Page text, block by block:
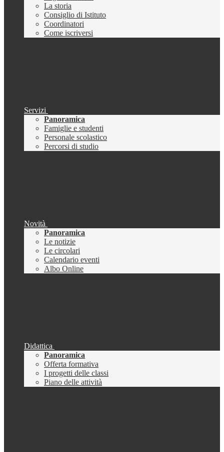
La storia
Consiglio di Istituto
Coordinatori
Come iscriversi
Servizi
Panoramica
Famiglie e studenti
Personale scolastico
Percorsi di studio
Novità
Panoramica
Le notizie
Le circolari
Calendario eventi
Albo Online
Didattica
Panoramica
Offerta formativa
I progetti delle classi
Piano delle attività